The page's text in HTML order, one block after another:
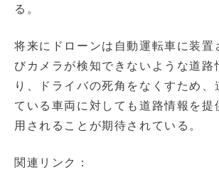
る。
将来にドローンは自動運転車に装置
びカメラが検知できないような道路
り、ドライバの死角をなくすため、
ている車両に対しても道路情報を提
用されることが期待されている。
関連リンク：